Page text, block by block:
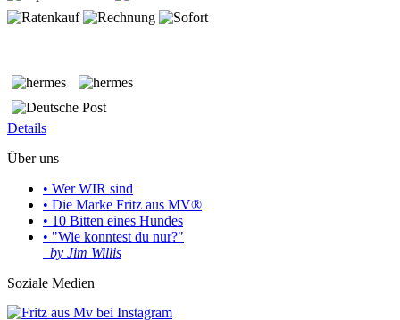
Details
Über uns
• Wer WIR sind
• Die Marke Fritz aus MV®
• 10 Bitten eines Hundes
• "Wie konntest du nur?"
by Jim Willis
Soziale Medien